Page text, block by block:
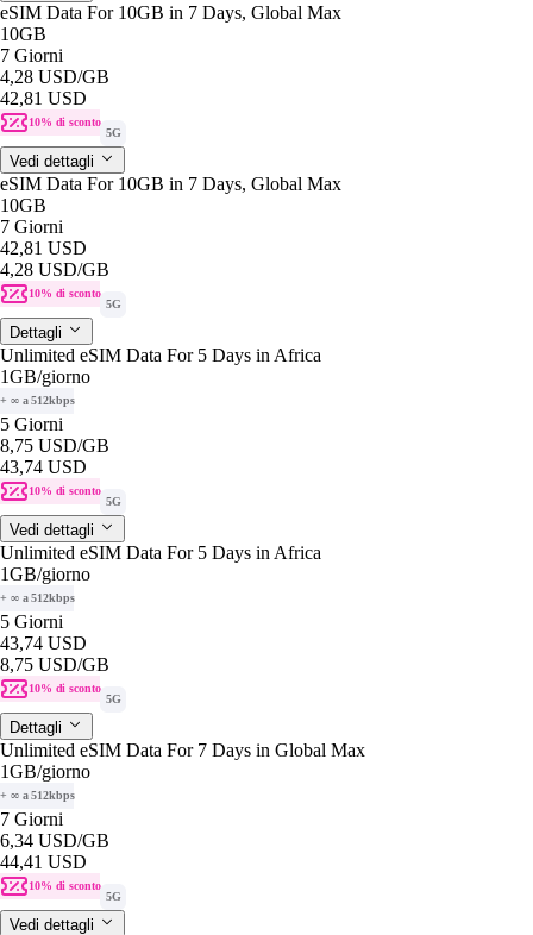
eSIM Data For 10GB in 7 Days, Global Max
10GB
7 Giorni
4,28 USD/GB
42,81 USD
10% di sconto
5G
Vedi dettagli
eSIM Data For 10GB in 7 Days, Global Max
10GB
7 Giorni
42,81 USD
4,28 USD/GB
10% di sconto
5G
Dettagli
Unlimited eSIM Data For 5 Days in Africa
1GB/giorno
+ ∞ a 512kbps
5 Giorni
8,75 USD/GB
43,74 USD
10% di sconto
5G
Vedi dettagli
Unlimited eSIM Data For 5 Days in Africa
1GB/giorno
+ ∞ a 512kbps
5 Giorni
43,74 USD
8,75 USD/GB
10% di sconto
5G
Dettagli
Unlimited eSIM Data For 7 Days in Global Max
1GB/giorno
+ ∞ a 512kbps
7 Giorni
6,34 USD/GB
44,41 USD
10% di sconto
5G
Vedi dettagli